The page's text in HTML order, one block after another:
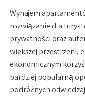
Wynajem
rozwiązanie dla
prywatności oraz
większej przestrzeni,
ekonomicznym
bardziej popularną
podróżnych